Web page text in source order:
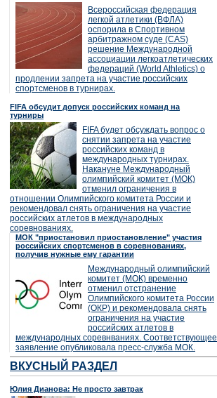
Всероссийская федерация
легкой атлетики (ВФЛА)
оспорила в Спортивном
арбитражном суде (CAS)
решение Международной
ассоциации легкоатлетических
федераций (World Athletics) о
продлении запрета на участие российских
спортсменов в турнирах.
FIFA обсудит допуск российских команд на
турниры
FIFA будет обсуждать вопрос о
снятии запрета на участие
российских команд в
международных турнирах.
Накануне Международный
олимпийский комитет (МОК)
отменил ограничения в
отношении Олимпийского комитета России и
рекомендовал снять ограничения на участие
российских атлетов в международных
соревнованиях.
МОК "приостановил приостановление" участия
российских спортсменов в соревнованиях,
получив нужные ему гарантии
Международный олимпийский
комитет (МОК) временно
отменил отстранение
Олимпийского комитета России
(ОКР) и рекомендовала снять
ограничения на участие
российских атлетов в
международных соревнваниях. Соответствующее
заявление опубликовала пресс-служба МОК.
ВКУСНЫЙ РАЗДЕЛ
Юлия Дианова: Не просто завтрак